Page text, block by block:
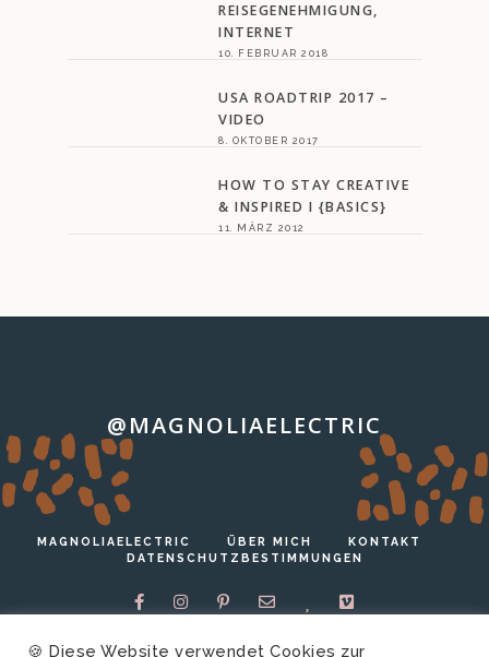
REISEGENEHMIGUNG,
INTERNET
10. FEBRUAR 2018
USA ROADTRIP 2017 –
VIDEO
8. OKTOBER 2017
HOW TO STAY CREATIVE
& INSPIRED I {BASICS}
11. MÄRZ 2012
@MAGNOLIAELECTRIC
…
MAGNOLIAELECTRIC ÜBER MICH
KONTAKT
DATENSCHUTZBESTIMMUNGEN
🍪 Diese Website verwendet Cookies zur